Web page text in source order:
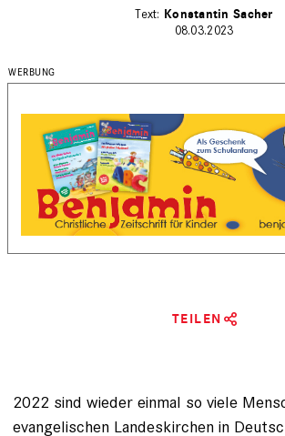
Konstantin Sacher
08.03.2023
TEILEN
2022 sind wieder einmal so viele
evangelischen Landeskirchen in